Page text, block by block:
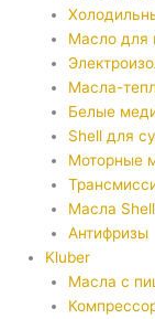
Масло для
Масла-
Белые
Shell для
Моторные
Масла
Антифризы
Kluber
Масла с